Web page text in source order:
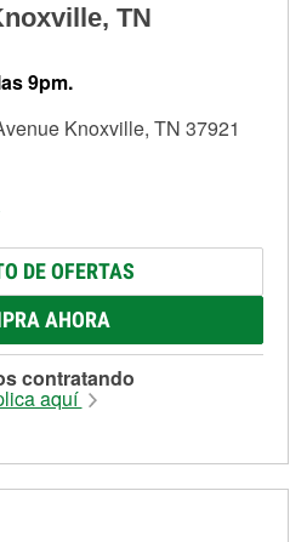
TN
9pm.
Knoxville, TN 37921
DE OFERTAS
AHORA
contratando
aquí